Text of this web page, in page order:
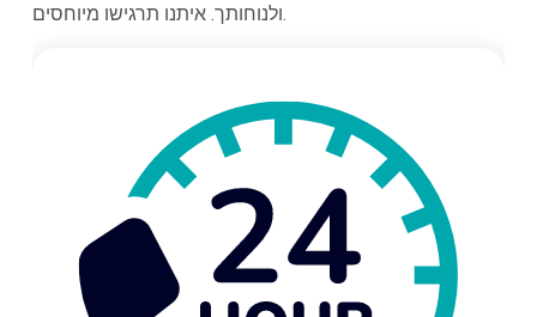
ולנוחותך. איתנו תרגישו מיוחסים.